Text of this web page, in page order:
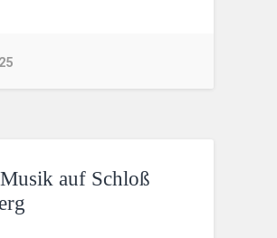
auf Schloß